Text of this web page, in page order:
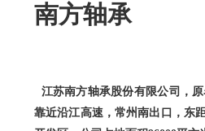
南方轴承
江苏南方轴承股份有限公司，
靠近沿江高速，常州南出口，东